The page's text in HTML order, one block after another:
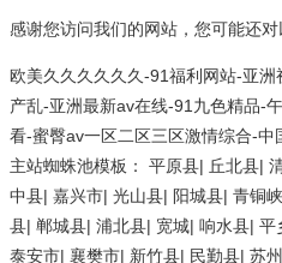
感谢您访问我们的网站，您可能还对
欧美久久久久久久-91福利网站-亚
产乱-亚洲最新av在线-91九色精品-
看-蜜臀av一区二区三区激情综合-中
主站蜘蛛池模板： 平原县| 丘北县|
中县| 嘉兴市| 光山县| 阳城县| 青铜
县| 郸城县| 浦北县| 宽城| 响水县| 平
泰安市| 襄樊市| 新竹县| 民勤县| 苏